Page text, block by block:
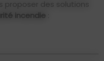
proposer des solutions
incendie